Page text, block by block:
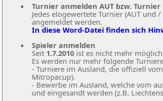
Turnier anmelden AUT bzw. Turnier
Jedes elogewertete Turnier (AUT
angemeldet werden.
In diese Word-Datei finden sich
Spieler anmelden
Seit 1.7.2010 ist es nicht mehr
Es werden nur mehr folgende
- Turniere im Ausland, die offiziell
Mitropacup).
- Bewerbe im Ausland, welche vom
und eingesandt werden (z.B.